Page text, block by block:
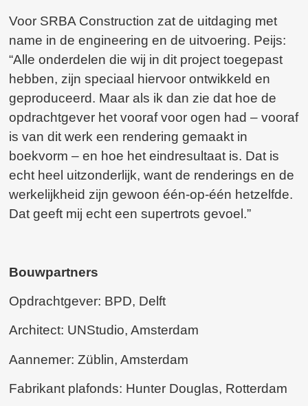
Voor SRBA Construction zat de uitdaging met
name in de engineering en de uitvoering. Peijs:
“Alle onderdelen die wij in dit project toegepast
hebben, zijn speciaal hiervoor ontwikkeld en
geproduceerd. Maar als ik dan zie dat hoe de
opdrachtgever het vooraf voor ogen had – vooraf
is van dit werk een rendering gemaakt in
boekvorm – en hoe het eindresultaat is. Dat is
echt heel uitzonderlijk, want de renderings en de
werkelijkheid zijn gewoon één-op-één hetzelfde.
Dat geeft mij echt een supertrots gevoel.”
Bouwpartners
Opdrachtgever: BPD, Delft
Architect: UNStudio, Amsterdam
Aannemer: Züblin, Amsterdam
Fabrikant plafonds: Hunter Douglas, Rotterdam